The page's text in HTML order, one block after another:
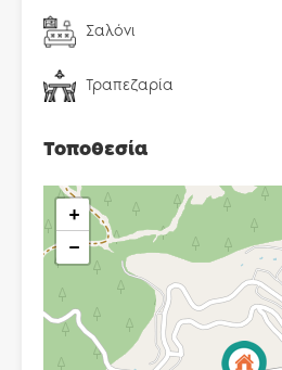
Σαλόνι
Τραπεζαρία
Τοποθεσία
+
−